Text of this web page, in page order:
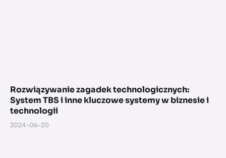
Rozwiązywanie zagadek technologicznych:
System TBS i inne kluczowe systemy w biznesie i
technologii
2024-06-20